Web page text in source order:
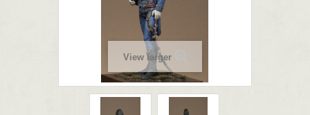
View larger